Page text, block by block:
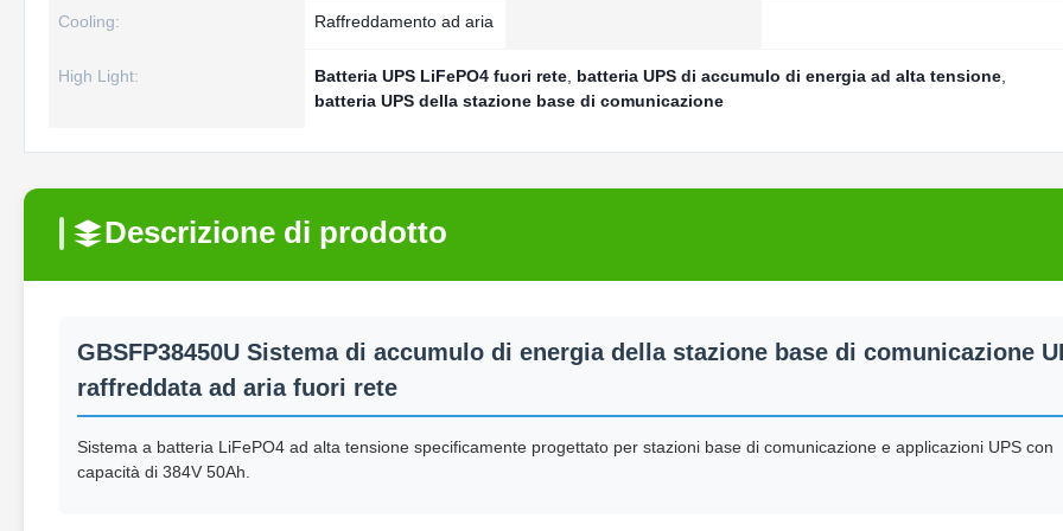
Cooling: Raffreddamento ad aria
High Light: Batteria UPS LiFePO4 fuori rete batteria UPS di accumulo di energia ad alta tensione
batteria UPS della stazione base di comunicazione
Descrizione di prodotto
GBSFP38450U Sistema di accumulo di energia della stazione base di comunicazione
raffreddata ad aria fuori rete
Sistema a batteria LiFePO4 ad alta tensione specificamente progettato per stazioni base di comunicazione e applicazioni UPS con
capacità di 384V 50Ah.